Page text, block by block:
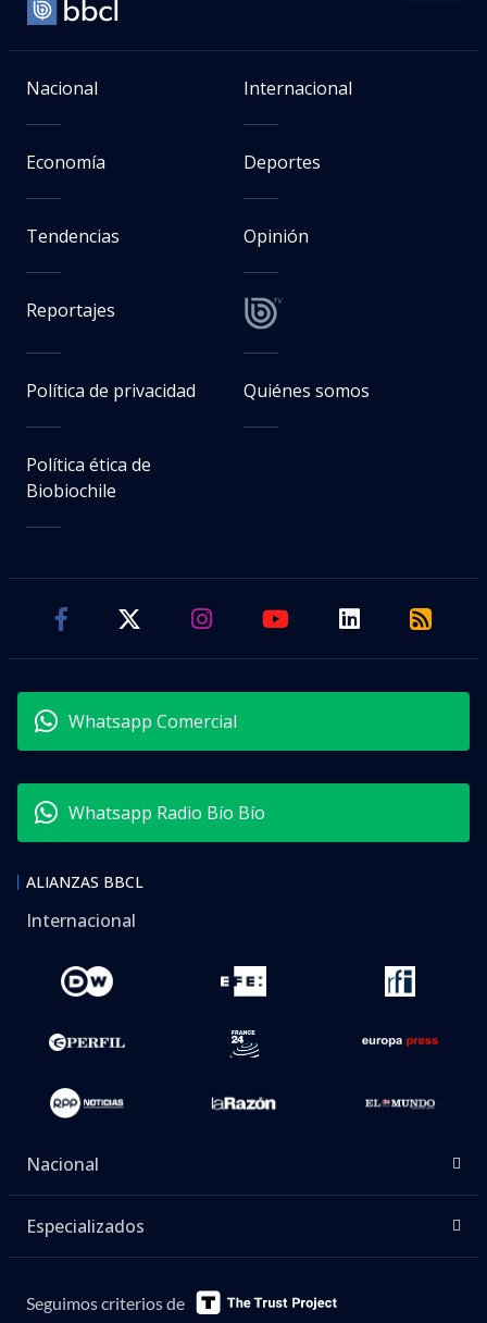
Nacional Internacional
Economía Deportes
Tendencias Opinión
Reportajes
Política de privacidad Quiénes somos
Política ética de
Biobiochile
Whatsapp Comercial
Whatsapp Radio Bío Bío
ALIANZAS BBCL
Internacional
Nacional
Especializados
Seguimos criterios de